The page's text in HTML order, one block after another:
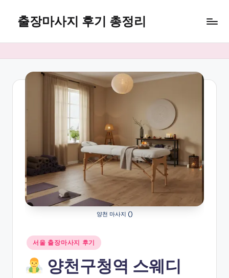
content
출장마사지 후기 총정리
지
양천 마사지 ()
Posted
in
서울 출장마사지 후기
양천구청역 스웨디